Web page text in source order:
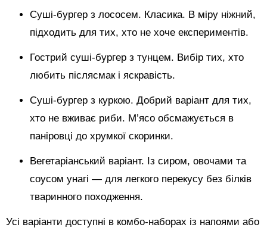
Суші-бургер з лососем. Класика. В міру ніжний,
підходить для тих, хто не хоче експериментів.
Гострий суші-бургер з тунцем. Вибір тих, хто
любить післясмак і яскравість.
Суші-бургер з куркою. Добрий варіант для тих,
хто не вживає риби. М’ясо обсмажується в
паніровці до хрумкої скоринки.
Вегетаріанський варіант. Із сиром, овочами та
соусом унагі — для легкого перекусу без білків
тваринного походження.
Усі варіанти доступні в комбо-наборах із напоями або